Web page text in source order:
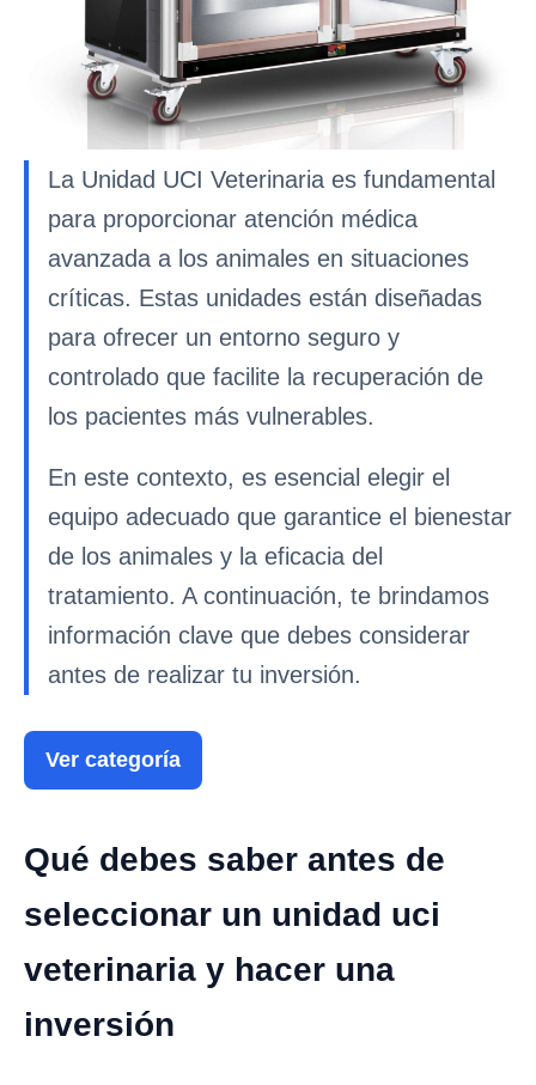
La Unidad UCI Veterinaria es fundamental
para proporcionar atención médica
avanzada a los animales en situaciones
críticas. Estas unidades están diseñadas
para ofrecer un entorno seguro y
controlado que facilite la recuperación de
los pacientes más vulnerables.
En este contexto, es esencial elegir el
equipo adecuado que garantice el bienestar
de los animales y la eficacia del
tratamiento. A continuación, te brindamos
información clave que debes considerar
antes de realizar tu inversión.
Ver categoría
Qué debes saber antes de
seleccionar un unidad uci
veterinaria y hacer una
inversión